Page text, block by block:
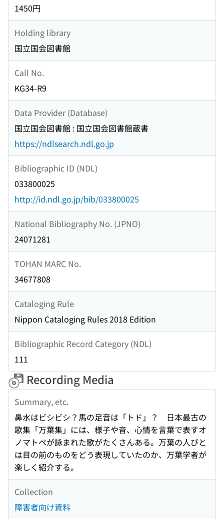
1450円
Holding library
国立国会図書館
Call No.
KG34-R9
Data Provider (Database)
国立国会図書館 : 国立国会図書館蔵書
https://ndlsearch.ndl.go.jp
Bibliographic ID (NDL)
033800025
http://id.ndl.go.jp/bib/033800025
National Bibliography No. (JPNO)
24071281
TOHAN MARC No.
34677808
Cataloging Rule
Nippon Cataloging Rules 2018 Edition
Bibliographic Record Category (NDL)
111
Recording Media
Summary, etc.
鼻水はビシビシ？馬の足音は「トド」？ 日本最古の
歌集「万葉集」には、様子や音、心情を言葉で表すオ
ノマトペが詠まれた歌がたくさんある。万葉の人びと
は目の前のものをどう表現していたのか、万葉学者が
楽しく紹介する。
Collection
障害者向け資料